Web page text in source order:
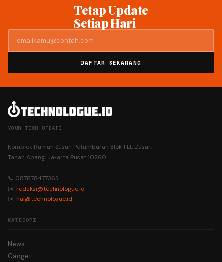
Tetap Update
Setiap Hari
DAFTAR SEKARANG
YOUR TECH UPDATE
Komplek Rumah Susun Petamburan Blok 1 Lt. Dasar,
Tanah Abang, Jakarta Pusat 10260
📞 087878477366
✉️ redaksi@technologue.id
✉️ hai@technologue.id
KATEGORI
News
Gadget